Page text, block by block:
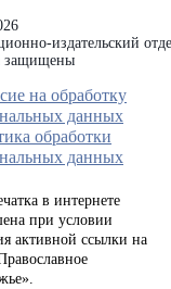
издательский
защищены
на обработку
данных
обработки
данных
в интернете
при условии
активной ссылки на